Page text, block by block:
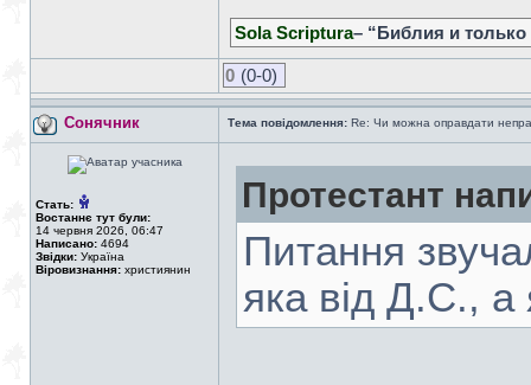
Sola Scriptura– “Библия и
0 (0-0)
Сонячник Тема повідомлення: Re: Чи можна оправдати
Стать:
Востаннє тут були:
14 червня 2026, 06:47
Написано: 4694
Звідки: Україна
Віровизнання: християнин
Протестант
Питання
яка від Д.С., а